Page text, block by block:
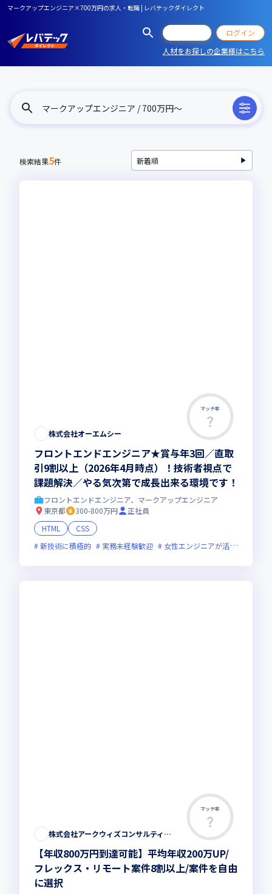
マークアップエンジニア×700万円の求人・転職 | レバテックダイレクト
ログイン
人材をお探しの企業様はこちら
マークアップエンジニア / 700万円〜
検索結果5件
マッチ率
株式会社オーエムシー
フロントエンドエンジニア★賞与年3回／直取
引9割以上（2026年4月時点）！技術者視点で
課題解決／やる気次第で成長出来る環境です！
フロントエンドエンジニア、マークアップエンジニア
東京都
300-800万円
正社員
HTML
CSS
新技術に積極的
実務未経験歓迎 女性エンジニアが活躍中
マッチ率
株式会社アークウィズコンサルティング
【年収800万円到達可能】平均年収200万UP/
フレックス・リモート案件8割以上/案件を自由
に選択